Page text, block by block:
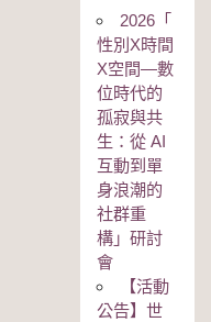
2026「
性別Χ時間
Χ空間—數
位時代的
孤寂與共
生：從 AI
互動到單
身浪潮的
社群重
構」研討
會
【活動
公告】世